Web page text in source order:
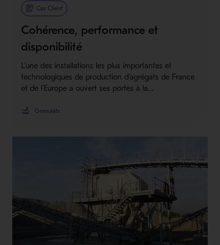
Metso Plus
Cas Client
Cohérence, performance et
disponibilité
L'une des installations les plus importantes et
technologiques de production d’agrégats de France
et de l'Europe a ouvert ses portes à la…
Granulats